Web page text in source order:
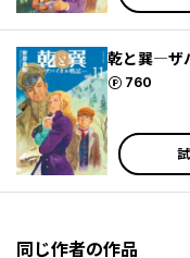
乾と巽―ザ
760
ポイント
同じ作者の作品